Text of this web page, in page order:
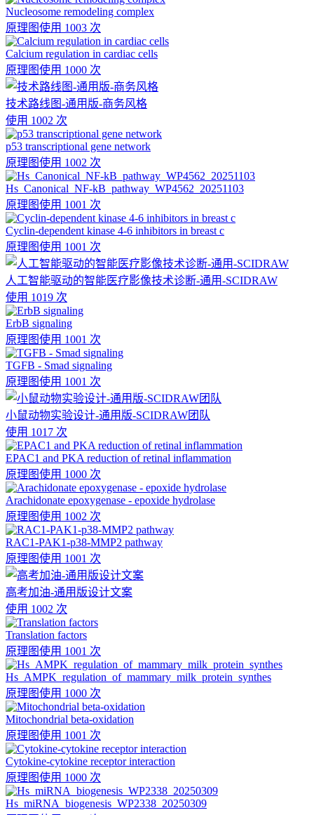
Nucleosome remodeling complex
原理图使用 1003 次
Calcium regulation in cardiac cells
原理图使用 1000 次
技术路线图-通用版-商务风格
使用 1002 次
p53 transcriptional gene network
原理图使用 1002 次
Hs_Canonical_NF-kB_pathway_WP4562_20251103
原理图使用 1001 次
Cyclin-dependent kinase 4-6 inhibitors in breast c
原理图使用 1001 次
人工智能驱动的智能医疗影像技术诊断-通用-SCIDRAW
使用 1019 次
ErbB signaling
原理图使用 1001 次
TGFB - Smad signaling
原理图使用 1001 次
小鼠动物实验设计-通用版-SCIDRAW团队
使用 1017 次
EPAC1 and PKA reduction of retinal inflammation
原理图使用 1000 次
Arachidonate epoxygenase - epoxide hydrolase
原理图使用 1002 次
RAC1-PAK1-p38-MMP2 pathway
原理图使用 1001 次
高考加油-通用版设计文案
使用 1002 次
Translation factors
原理图使用 1001 次
Hs_AMPK_regulation_of_mammary_milk_protein_synthes
原理图使用 1000 次
Mitochondrial beta-oxidation
原理图使用 1001 次
Cytokine-cytokine receptor interaction
原理图使用 1000 次
Hs_miRNA_biogenesis_WP2338_20250309